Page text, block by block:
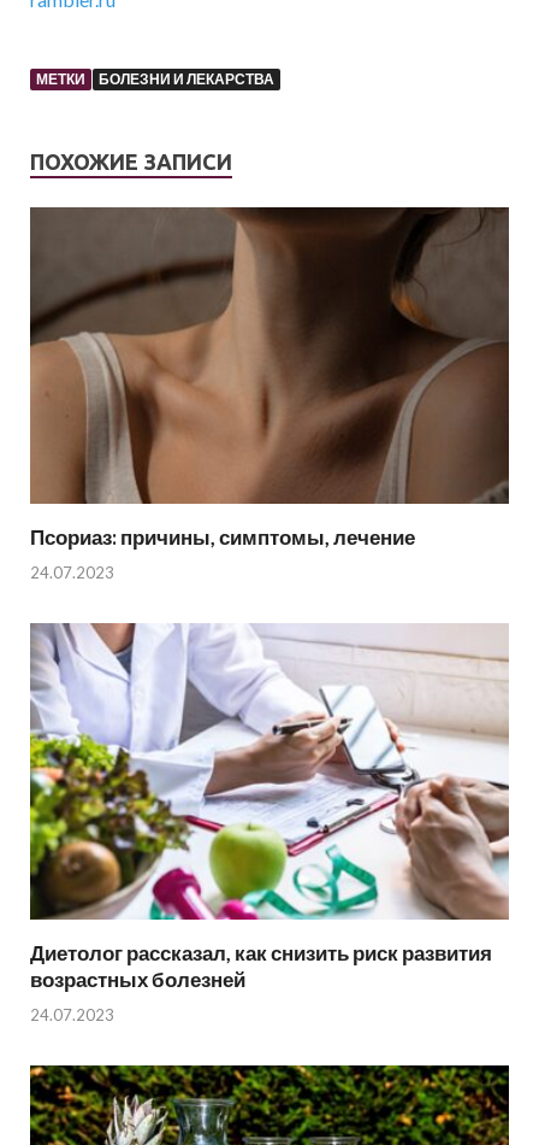
МЕТКИ БОЛЕЗНИ И ЛЕКАРСТВА
ПОХОЖИЕ ЗАПИСИ
Псориаз: причины, симптомы, лечение
24.07.2023
Диетолог рассказал, как снизить риск развития
возрастных болезней
24.07.2023